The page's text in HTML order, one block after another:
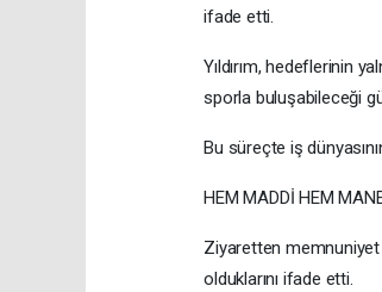
ifade etti.
Yıldırım, hedeflerinin
sporla buluşabileceği
Bu süreçte iş
HEM MADDİ HEM
Ziyaretten
olduklarını ifade etti.